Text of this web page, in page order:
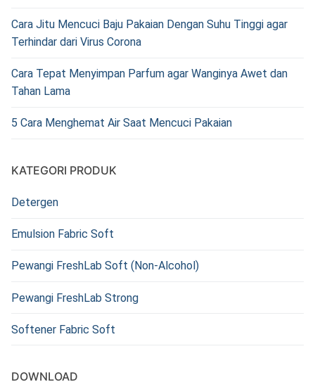
Cara Jitu Mencuci Baju Pakaian Dengan Suhu Tinggi agar
Terhindar dari Virus Corona
Cara Tepat Menyimpan Parfum agar Wanginya Awet dan
Tahan Lama
5 Cara Menghemat Air Saat Mencuci Pakaian
KATEGORI PRODUK
Detergen
Emulsion Fabric Soft
Pewangi FreshLab Soft (Non-Alcohol)
Pewangi FreshLab Strong
Softener Fabric Soft
DOWNLOAD